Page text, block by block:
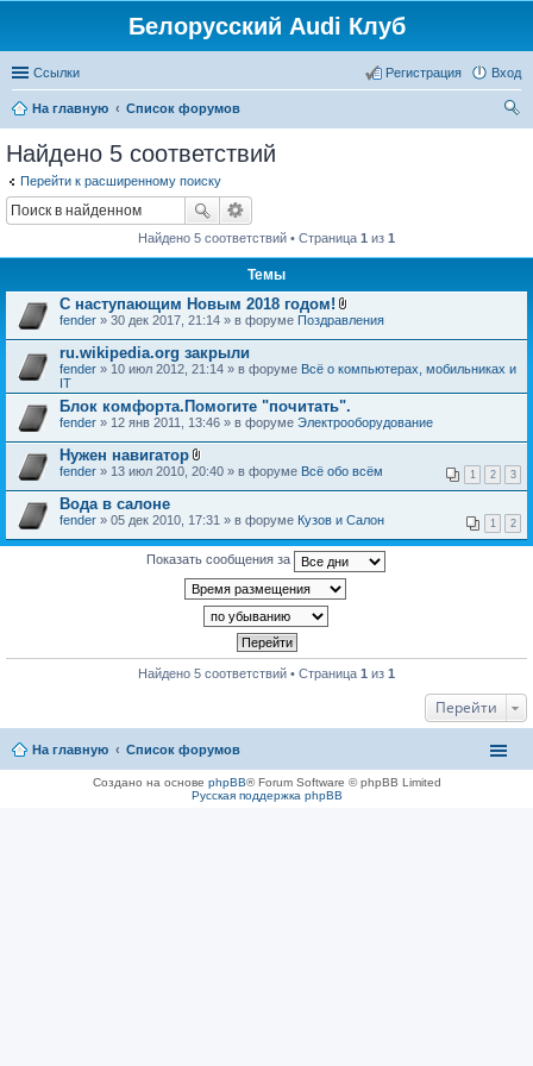
Белорусский Audi Клуб
Ссылки Вход
Регистрация
На главную
Список форумов
Найдено 5 соответствий
Перейти к расширенному поиску
Найдено 5 соответствий • Страница 1 из 1
Темы
С наступающим Новым 2018 годом!
В
о
е
я
fender » 30 дек 2017, 21:14 » в форуме Поздравления
ru.wikipedia.org закрыли
fender » 10 июл 2012, 21:14 » в форуме Всё о компьютерах, мобильниках и
IT
Блок комфорта.Помогите "почитать".
fender » 12 янв 2011, 13:46 » в форуме Электрооборудование
Нужен навигатор
В
о
е
н
я
1 2 3
fender » 13 июл 2010, 20:40 » в форуме Всё обо всём
Вода в салоне
1 2
fender » 05 дек 2010, 17:31 » в форуме Кузов и Салон
Показать сообщения за
Найдено 5 соответствий • Страница 1 из 1
Перейти
На главную Список форумов
Создано на основе phpBB® Forum Software © phpBB Limited
Русская поддержка phpBB